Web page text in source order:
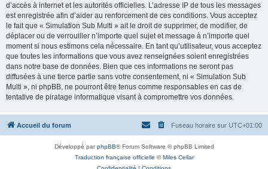
d’accès à internet et les autorités officielles. L’adresse IP de tous les messages
est enregistrée afin d’aider au renforcement de ces conditions. Vous acceptez
le fait que « Simulation Sub Multi » ait le droit de supprimer, de modifier, de
déplacer ou de verrouiller n’importe quel sujet et message à n’importe quel
moment si nous estimons cela nécessaire. En tant qu’utilisateur, vous acceptez
que toutes les informations que vous avez renseignées soient enregistrées
dans notre base de données. Bien que ces informations ne seront pas
diffusées à une tierce partie sans votre consentement, ni « Simulation Sub
Multi », ni phpBB, ne pourront être tenus comme responsables en cas de
tentative de piratage informatique visant à compromettre vos données.
Accueil du forum Fuseau horaire sur UTC+01:00
Développé parphpBB® Forum Software © phpBB Limited
Traduction française officielle ©Miles Cellar